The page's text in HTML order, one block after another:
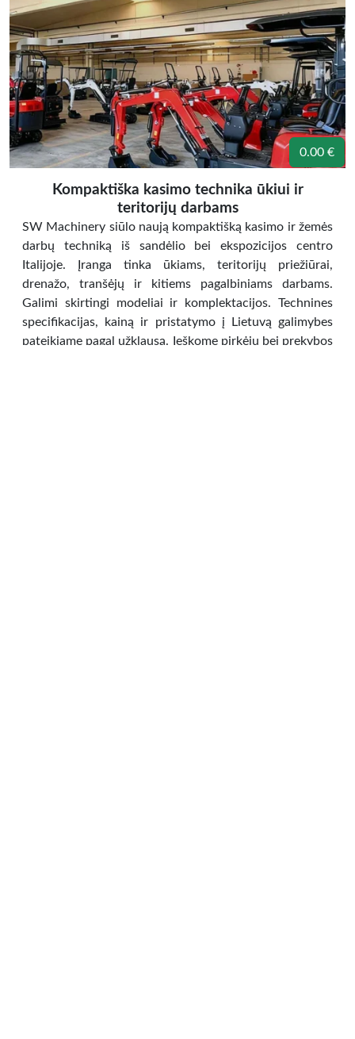
0.00 €
Kompaktiška kasimo technika ūkiui ir
teritorijų darbams
SW Machinery siūlo naują kompaktišką kasimo ir žemės
darbų techniką iš sandėlio bei ekspozicijos centro
Italijoje. Įranga tinka ūkiams, teritorijų priežiūrai,
drenažo, tranšėjų ir kitiems pagalbiniams darbams.
Galimi skirtingi modeliai ir komplektacijos. Technines
specifikacijas, kainą ir pristatymo į Lietuvą galimybes
pateikiame pagal užklausą. Ieškome pirkėjų bei prekybos